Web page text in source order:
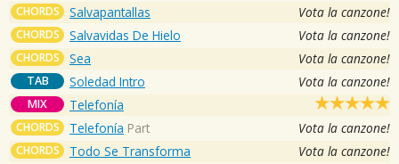
CHORDS Salvapantallas Vota la canzone!
CHORDS Salvavidas De Hielo Vota la canzone!
CHORDS Sea Vota la canzone!
TAB Soledad Intro Vota la canzone!
MIX Telefonía
CHORDS Telefonía Part Vota la canzone!
CHORDS Todo Se Transforma Vota la canzone!